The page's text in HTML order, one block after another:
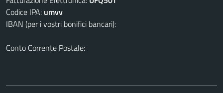
Codice IPA: umvv
IBAN (per i vostri bonifici bancari):
Conto Corrente Postale: